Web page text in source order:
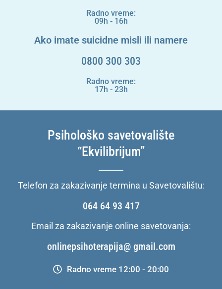
Radno vreme:
09h - 16h
Ako imate suicidne misli ili namere
0800 300 303
Radno vreme:
17h - 23h
Psihološko savetovalište
“Ekvilibrijum”
Telefon za zakazivanje termina u Savetovalištu:
064 64 93 417
Email za zakazivanje online savetovanja:
onlinepsihoterapija@ gmail.com
Radno vreme 12:00 - 20:00